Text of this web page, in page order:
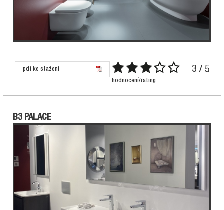
pdf ke stažení 3 / 5
hodnocení/rating
B3 PALACE